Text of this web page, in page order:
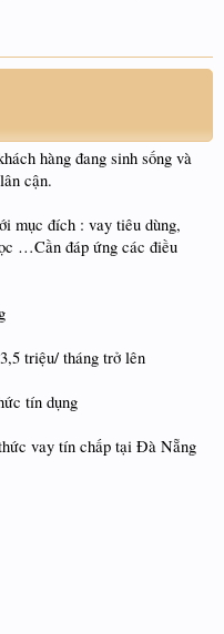
hàng đang sinh sống và
cận.
mục đích : vay tiêu dùng,
…Cần đáp ứng các điều
triệu/ tháng trở lên
tín dụng
vay tín chấp tại Đà Nẵng